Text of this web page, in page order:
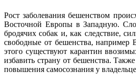
Рост заболевания бешенством
Восточной Европы в Западную.
бродячих собак и, как следствие,
свободные от бешенства, например
этого существуют карантин
избавить страну от бешенства.
повышения самосознания у